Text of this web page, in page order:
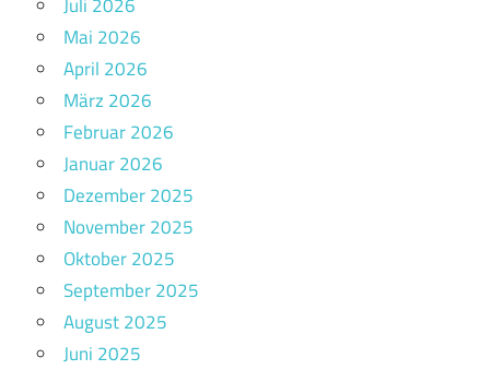
Juli 2026
Mai 2026
April 2026
März 2026
Februar 2026
Januar 2026
Dezember 2025
November 2025
Oktober 2025
September 2025
August 2025
Juni 2025